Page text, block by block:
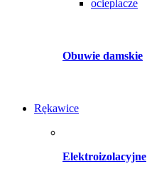
ocieplacze
Obuwie damskie
Rękawice
Elektroizolacyjne